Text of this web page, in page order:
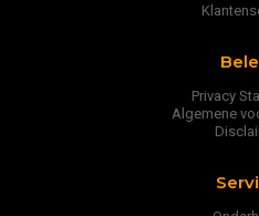
Privacy
Algemene